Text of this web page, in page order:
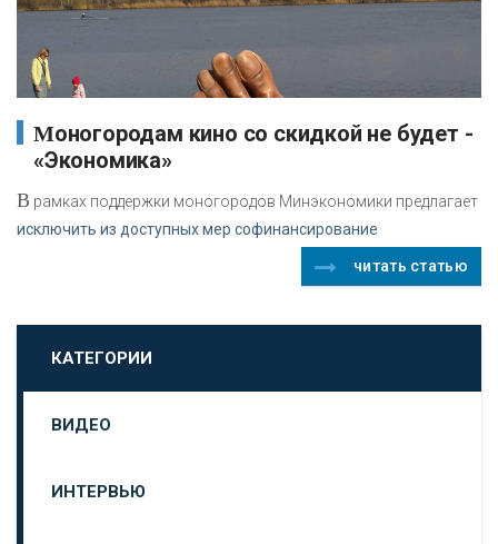
Моногородам кино со скидкой не будет -
«Экономика»
В рамках поддержки моногородов Минэкономики предлагает
исключить из доступных мер софинансирование
читать статью
КАТЕГОРИИ
ВИДЕО
ИНТЕРВЬЮ